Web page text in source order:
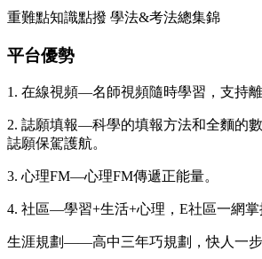
重難點知識點撥 學法&考法總集錦
平台優勢
1. 在線視頻—名師視頻隨時學習，支持離
2. 誌願填報—科學的填報方法和全麵的
誌願保駕護航。
3. 心理FM—心理FM傳遞正能量。
4. 社區—學習+生活+心理，E社區一網掌
生涯規劃——高中三年巧規劃，快人一步